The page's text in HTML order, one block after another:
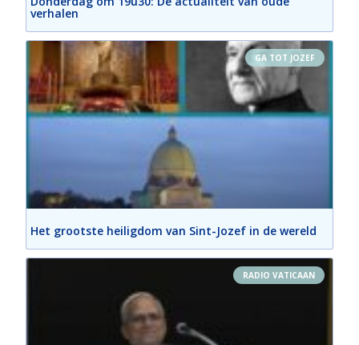
verhalen
GA TOT JOZEF
Het grootste heiligdom van Sint-Jozef in de wereld
RADIO VATICAAN